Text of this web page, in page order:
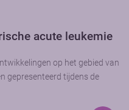
acute leukemie
op het gebied van
gepresenteerd tijdens de